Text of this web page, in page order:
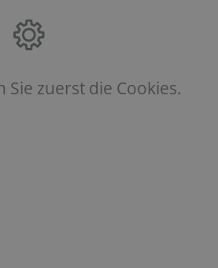
Sie zuerst die Cookies.